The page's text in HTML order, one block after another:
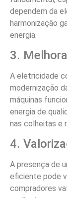
A
é uma prática
segurança no
Esse processo
elétricas,
maneira
eletricidade no
essencial para
sistemas de
desperdício de
dos